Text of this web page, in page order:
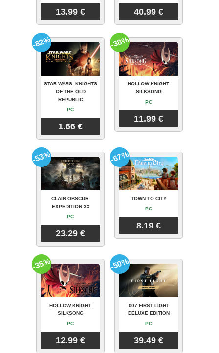
13.99 € 40.99 €
STAR WARS: KNIGHTS
OF THE OLD
REPUBLIC
PC
1.66 €
-82%
HOLLOW KNIGHT:
SILKSONG
PC
11.99 €
-38%
CLAIR OBSCUR:
EXPEDITION 33
PC
23.29 €
-53%
TOWN TO CITY
PC
8.19 €
-67%
HOLLOW KNIGHT:
SILKSONG
PC
12.99 €
-35%
007 FIRST LIGHT
DELUXE EDITION
PC
39.49 €
-50%